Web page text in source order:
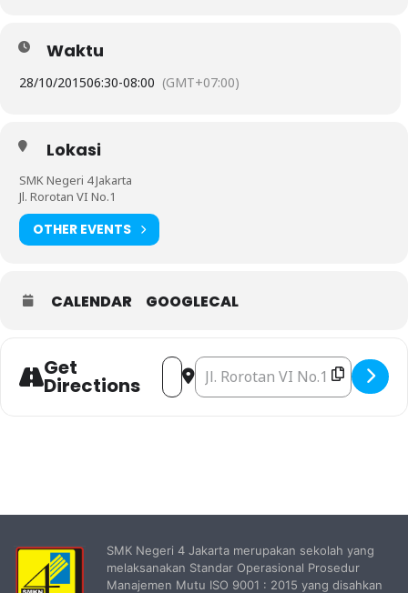
Waktu
28/10/201506:30-08:00 (GMT+07:00)
Lokasi
SMK Negeri 4 Jakarta
Jl. Rorotan VI No.1
OTHER EVENTS
CALENDAR GOOGLECAL
Get
Directions
Address - Upacara Sumpah Pemuda Ke-
Destination Address - Upacara
SMK Negeri 4 Jakarta merupakan sekolah yang
melaksanakan Standar Operasional Prosedur
Manajemen Mutu ISO 9001 : 2015 yang disahkan